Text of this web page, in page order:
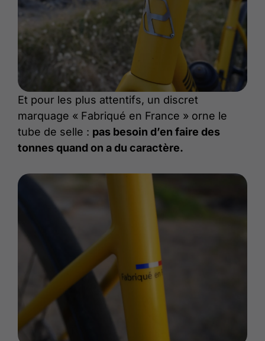
Et pour les plus attentifs, un discret
marquage « Fabriqué en France » orne le
tube de selle : pas besoin d’en faire des
tonnes quand on a du caractère.